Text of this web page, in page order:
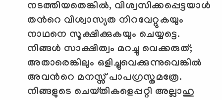
നടത്തിയതെങ്കില്‍, വിശ്വസിക്കപ്പെട്ടയാള്‍
തന്‍റെ വിശ്വാസ്യത നിറവേറ്റുകയും
നാഥനെ സൂക്ഷിക്കുകയും ചെയ്യട്ടെ.
നിങ്ങള്‍ സാക്ഷിത്വം മറച്ചു വെക്കരുത്;
അതാരെങ്കിലും ഒളിച്ചുവെക്കുന്നുവെങ്കില്‍
അവന്‍റെ മനസ്സ് പാപഗ്രസ്തമത്രേ.
നിങ്ങളുടെ ചെയ്തികളെപ്പറ്റി അല്ലാഹു